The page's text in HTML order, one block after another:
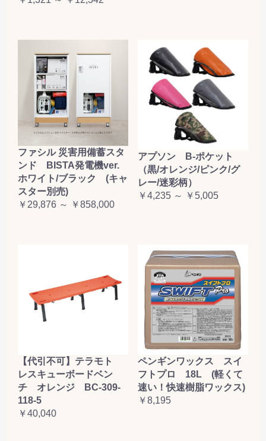
ファシル 災害用備蓄スタ
ンド BISTA発電機ver.
ホワイト/ブラック (キャ
スター別売)
￥29,876 ～ ￥858,000
アプソン B-ポケット
（黒/オレンジ/ピンク/グ
レー/迷彩柄）
￥4,235 ～ ￥5,005
【代引不可】テラモト
レスキューボードベン
チ オレンジ BC-309-
118-5
￥40,040
ペンギンワックス スイ
フトプロ 18L (軽くて
速い！快速樹脂ワックス)
￥8,195